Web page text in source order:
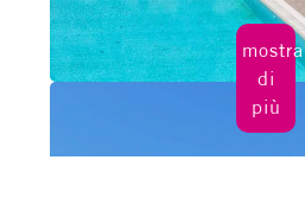
mostra
di
più
Giardino
Posto auto/Box
Balcone/Terrazzo